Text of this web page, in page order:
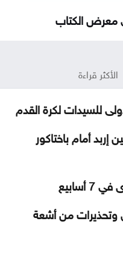
معرض الكتاب
الأكثر قراءة
للسيدات لكرة القدم
أمام باختاكور
وتحذيرات من أشعة